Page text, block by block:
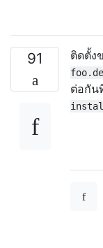
91 ติดตั้ง
ต่อกัน